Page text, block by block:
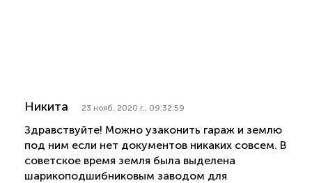
Никита 23 нояб. 2020 г., 09:32:59
Здравствуйте! Можно узаконить гараж и землю
под ним если нет документов никаких совсем. В
советское время земля была выделена
шарикоподшибниковым заводом для